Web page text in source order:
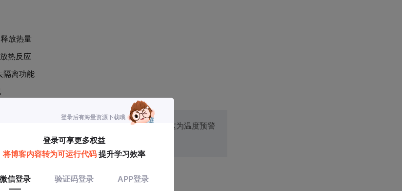
放热量
热反应
隔离功能
低，而超过75℃后SEI膜分解反应开始加速。这为温度预警